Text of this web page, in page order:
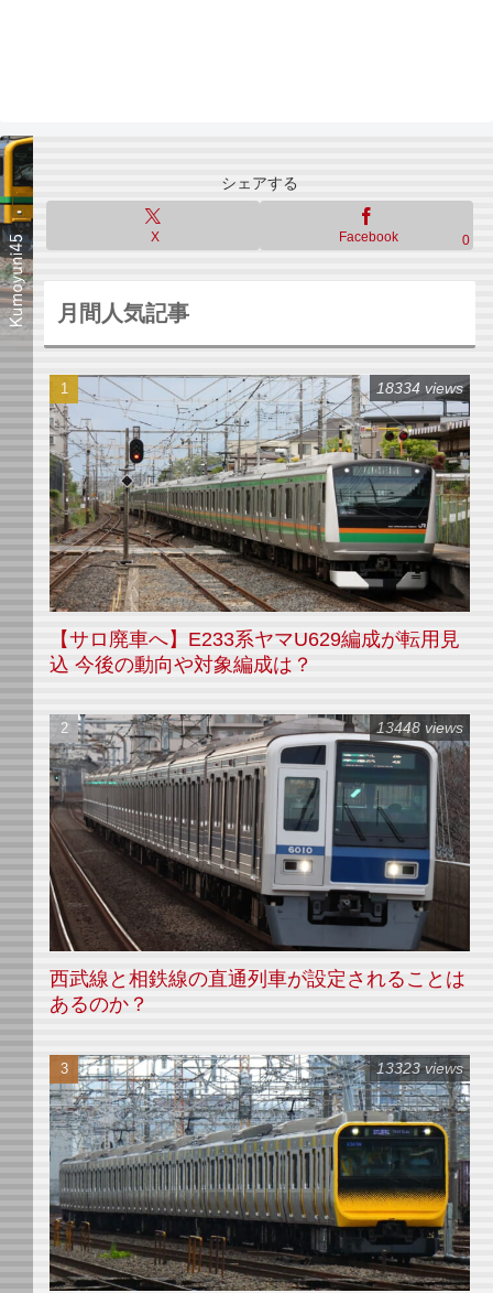
シェアする
X Facebook 0
月間人気記事
【サロ廃車へ】E233系ヤマU629編成が転用見
込 今後の動向や対象編成は？
18334 views
西武線と相鉄線の直通列車が設定されることは
あるのか？
13448 views
13323 views